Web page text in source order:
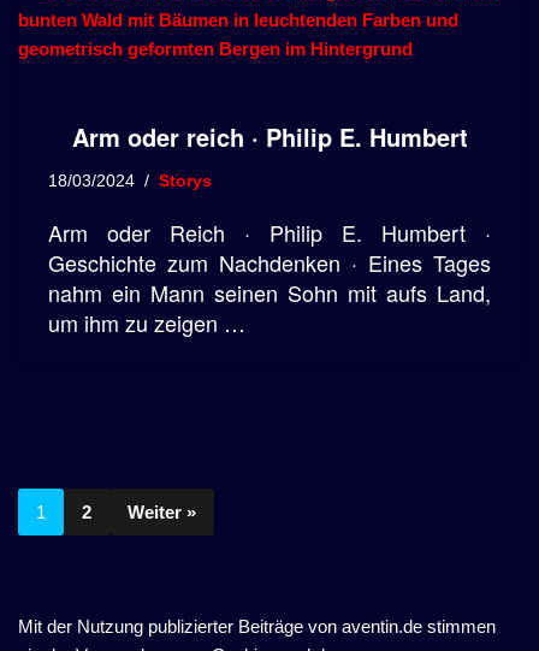
Arm oder reich · Philip E. Humbert
18/03/2024 Storys
Arm oder Reich · Philip E. Humbert ·
Geschichte zum Nachdenken · Eines Tages
nahm ein Mann seinen Sohn mit aufs Land,
um ihm zu zeigen …
1 2 Weiter »
Mit der Nutzung publizierter Beiträge von aventin.de stimmen